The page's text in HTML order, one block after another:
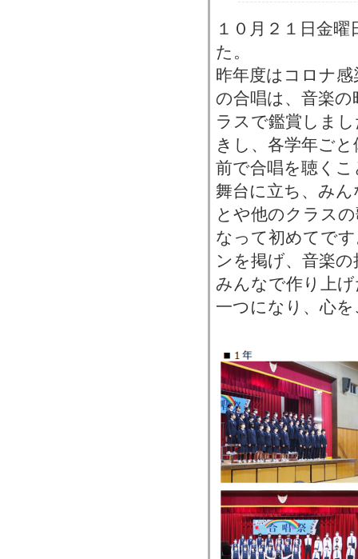
１０月２１日金
た。
昨年度はコロナ
の合唱は、音楽
ラスで鑑賞しま
きし、各学年ご
前で合唱を聴く
舞台に立ち、み
とや他のクラス
なって初めてで
ンを掲げ、音楽
みんなで作り上
一つになり、心